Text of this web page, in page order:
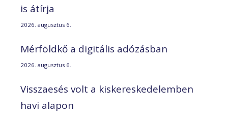
is átírja
2026. augusztus 6.
Mérföldkő a digitális adózásban
2026. augusztus 6.
Visszaesés volt a kiskereskedelemben
havi alapon